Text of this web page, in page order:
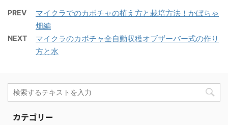
PREV
マイクラでのカボチャの植え方と栽培方法！かぼちゃ
畑編
NEXT
マイクラのカボチャ全自動収穫オブザーバー式の作り
方と水
カテゴリー